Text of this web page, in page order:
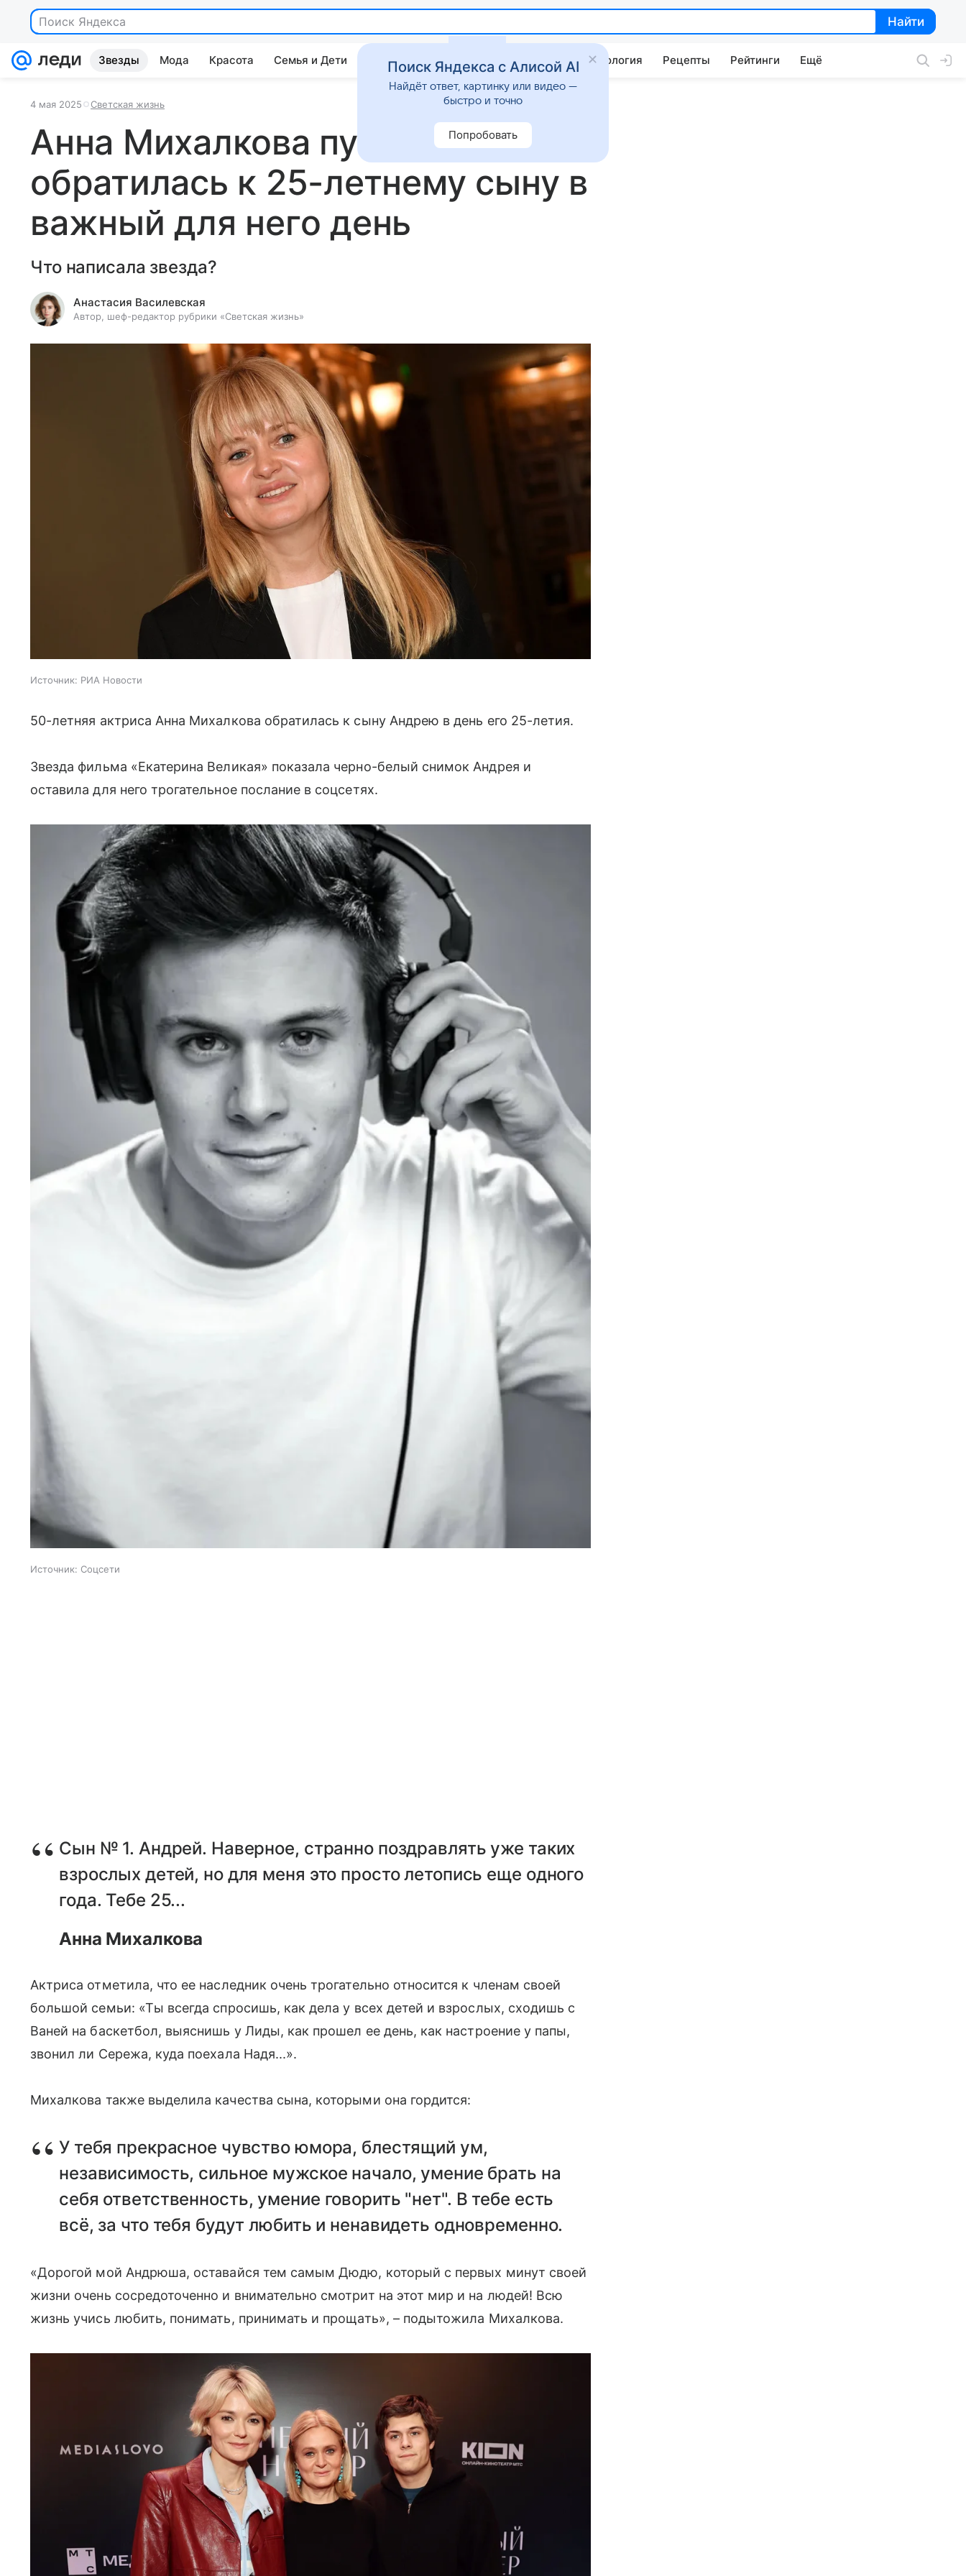
Найти
Найти
Звезды Мода Красота Семья и Дети Дом Гороскопы Стиль жизни Психология Рецепты Рейтинги Ещё
4 мая 2025 Светская жизнь
Анна Михалкова публично
обратилась к 25-летнему сыну в
важный для него день
Что написала звезда?
Анастасия Василевская
Автор, шеф-редактор рубрики «Светская жизнь»
Источник: РИА Новости
50-летняя актриса Анна Михалкова обратилась к сыну Андрею в день его 25-летия.
Звезда фильма «Екатерина Великая» показала черно-белый снимок Андрея и
оставила для него трогательное послание в соцсетях.
Источник: Соцсети
Сын № 1. Андрей. Наверное, странно поздравлять уже таких
взрослых детей, но для меня это просто летопись еще одного
года. Тебе 25...
Анна Михалкова
Актриса отметила, что ее наследник очень трогательно относится к членам своей
большой семьи: «Ты всегда спросишь, как дела у всех детей и взрослых, сходишь с
Ваней на баскетбол, выяснишь у Лиды, как прошел ее день, как настроение у папы,
звонил ли Сережа, куда поехала Надя...».
Михалкова также выделила качества сына, которыми она гордится:
У тебя прекрасное чувство юмора, блестящий ум,
независимость, сильное мужское начало, умение брать на
себя ответственность, умение говорить "нет". В тебе есть
всё, за что тебя будут любить и ненавидеть одновременно.
«Дорогой мой Андрюша, оставайся тем самым Дюдю, который с первых минут своей
жизни очень сосредоточенно и внимательно смотрит на этот мир и на людей! Всю
жизнь учись любить, понимать, принимать и прощать», – подытожила Михалкова.
Поиск Яндекса с Алисой AI
Найдёт ответ, картинку или видео —
быстро и точно
Попробовать